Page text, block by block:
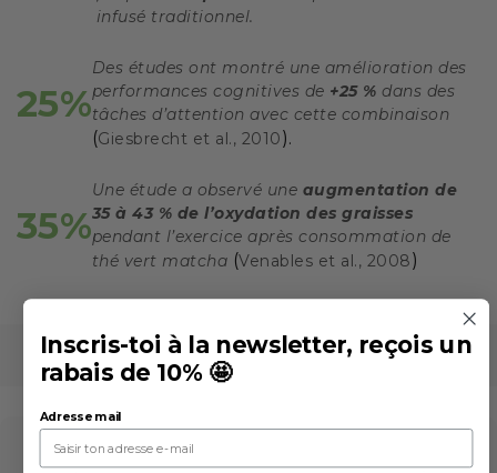
infusé traditionnel.
25%
Des études ont montré une amélioration des
performances cognitives de +25 % dans des
tâches d’attention avec cette combinaison
(Giesbrecht et al., 2010).
35%
Une étude a observé une augmentation de
35 à 43 % de l’oxydation des graisses
pendant l’exercice après consommation de
thé vert matcha (Venables et al., 2008)
Inscris-toi à la newsletter, reçois un
rabais de 10% 🤩
Adresse mail